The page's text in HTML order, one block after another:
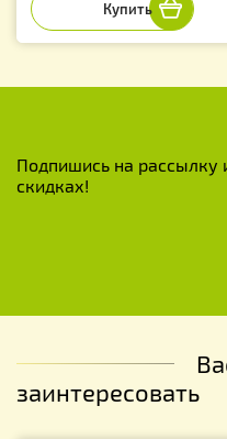
Подпишись на рассылку
скидках!
заинтересовать